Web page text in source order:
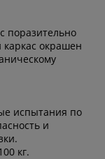
поразительно
окрашен
испытания по
и
кг.